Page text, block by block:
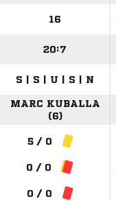
16
20:7
S | S | U | S | N
MARC KUBALLA
(6)
5 / 0
0 / 0
0 / 0